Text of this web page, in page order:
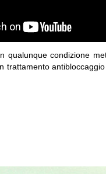
qualunque condizione